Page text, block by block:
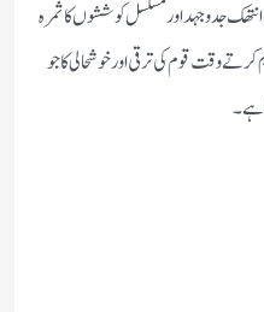
جدوجہد اور مسلسل کوششوں کا ثمرہ
وقت قوم کی ترقی اور خوشحالی کا جو
ہے۔